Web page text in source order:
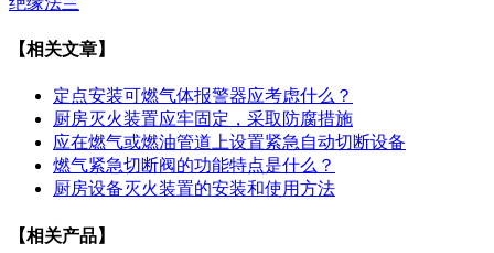
【相关文章】
定点安装可燃气体报警器应考虑什么？
厨房灭火装置应牢固定，采取防腐措施
应在燃气或燃油管道上设置紧急自动切断设备
燃气紧急切断阀的功能特点是什么？
厨房设备灭火装置的安装和使用方法
【相关产品】